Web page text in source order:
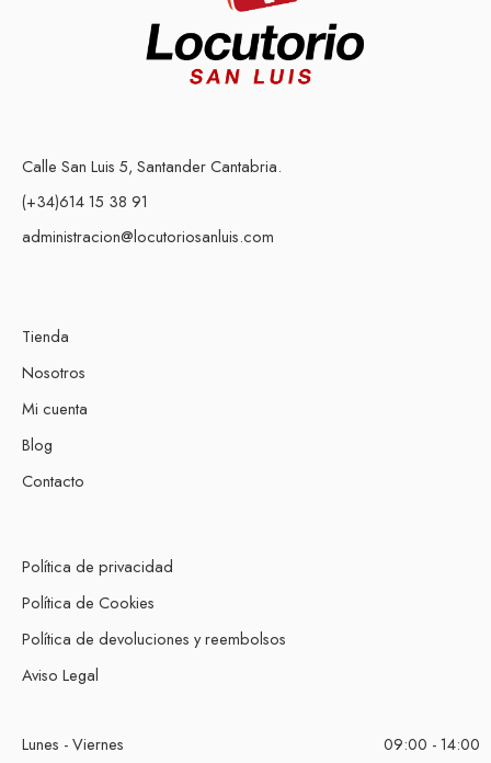
Calle San Luis 5, Santander Cantabria.
(+34)614 15 38 91
administracion@locutoriosanluis.com
Tienda
Nosotros
Mi cuenta
Blog
Contacto
Política de privacidad
Política de Cookies
Política de devoluciones y reembolsos
Aviso Legal
Lunes - Viernes
09:00 - 14:00